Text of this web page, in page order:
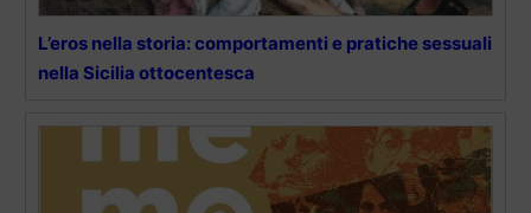
L’eros nella storia: comportamenti e pratiche sessuali
nella Sicilia ottocentesca